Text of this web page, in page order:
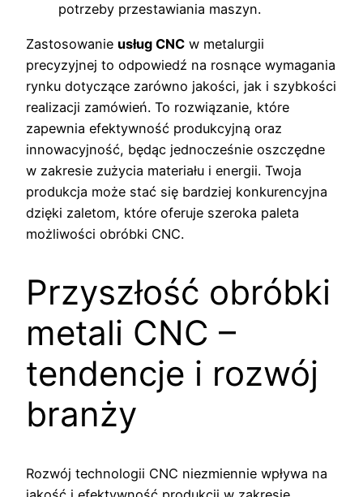
potrzeby przestawiania maszyn.
Zastosowanie usług CNC w metalurgii
precyzyjnej to odpowiedź na rosnące wymagania
rynku dotyczące zarówno jakości, jak i szybkości
realizacji zamówień. To rozwiązanie, które
zapewnia efektywność produkcyjną oraz
innowacyjność, będąc jednocześnie oszczędne
w zakresie zużycia materiału i energii. Twoja
produkcja może stać się bardziej konkurencyjna
dzięki zaletom, które oferuje szeroka paleta
możliwości obróbki CNC.
Przyszłość obróbki
metali CNC –
tendencje i rozwój
branży
Rozwój technologii CNC niezmiennie wpływa na